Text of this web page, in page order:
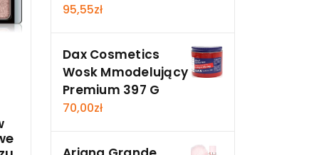
95,55zł
Dax Cosmetics
Wosk Mmodelujący
Premium 397 G
70,00zł